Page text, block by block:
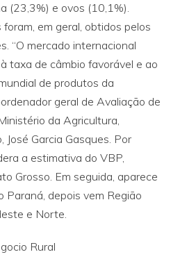
(23,3%) e ovos (10,1%).
em geral, obtidos pelos
“O mercado internacional
taxa de câmbio favorável e ao
de produtos da
geral de Avaliação de
da Agricultura,
Garcia Gasques. Por
a estimativa do VBP,
Grosso. Em seguida, aparece
Paraná, depois vem Região
e Norte.
Rural